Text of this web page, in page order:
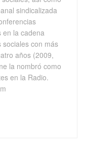
sindicalizada
en la cadena
sociales con más
años (2009,
la nombró como
en la Radio.